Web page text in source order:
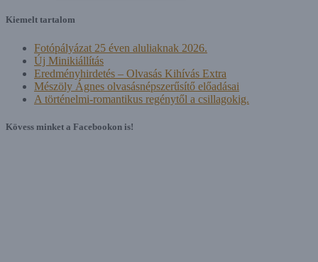
Kiemelt tartalom
Fotópályázat 25 éven aluliaknak 2026.
Új Minikiállítás
Eredményhirdetés – Olvasás Kihívás Extra
Mészöly Ágnes olvasásnépszerűsítő előadásai
A történelmi-romantikus regénytől a csillagokig.
Kövess minket a Facebookon is!